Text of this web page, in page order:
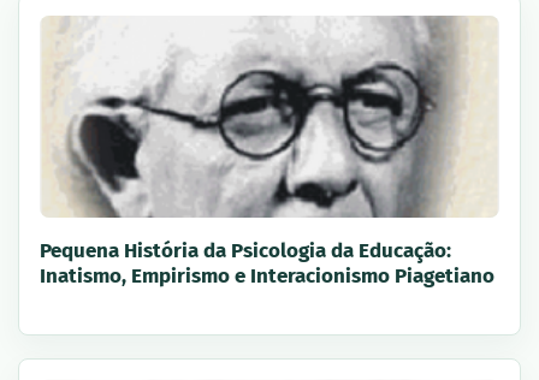
Pequena História da Psicologia da Educação:
Inatismo, Empirismo e Interacionismo Piagetiano